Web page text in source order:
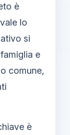
è
lo
si
e
comune,
è